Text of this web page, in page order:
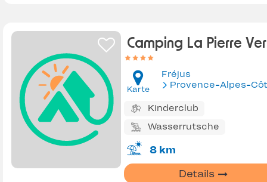
Camping La Pierre
Karte
Fréjus
Provence-Alpes-Côte
Kinderclub
Wasserrutsche
8 km
Details